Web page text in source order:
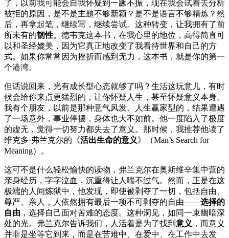
了，以前我可能会自我怀疑到一蹶不振，现在我会试着去分析
被拒的原因，是不是主题不够新颖？是不是语言不够精炼？然
后，再拿起笔，继续写，继续尝试。这种转变，让我拥有了前
所未有的韧性。德韦克这本书，在我心里的地位，高得简直可
以和圣经媲美，因为它真正地改变了我看待世界和自己的方
式。如果你常常因为挫折而感到无力，这本书，就是你的第一
个港湾。
但话说回来，光有成长型心态就够了吗？生活这玩意儿，有时
候会给你来点更猛烈的，让你怀疑人生，甚至怀疑意义本身。
我有个朋友，以前是那种意气风发、人生赢家型的，结果遭遇
了一场意外，事业停摆，身体也大不如前。他一度陷入了极度
的虚无，觉得一切努力都失去了意义。那时候，我推荐他读了
维克多·弗兰克尔的《活出生命的意义》（Man’s Search for
Meaning）。
这可不是什么轻松愉快的读物，弗兰克尔在奥斯维辛集中营的
亲身经历，字字泣血，沉重得让人喘不过气。然而，正是在这
极端的人间炼狱中，他发现，即使被剥夺了一切，包括自由、
尊严、亲人，人依然拥有最后一项不可剥夺的自由——选择的
自由 ，选择自己面对苦难的态度。这种洞见，如同一束幽暗深
处的光。弗兰克尔告诉我们，人活着是为了找到 意义 ，而意义
并非是坐等它到来，而是在苦难中、在爱中、在工作中去发